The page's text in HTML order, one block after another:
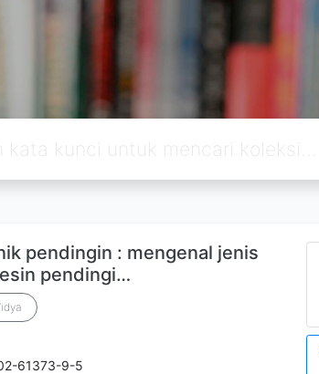
pendingin : mengenal jenis
pendingi…
61373-9-5